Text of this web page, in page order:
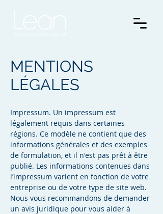
Impressum. Un impressum est
légalement requis dans certaines
régions. Ce modèle ne contient que des
informations générales et des exemples
de formulation, et il n'est pas prêt à être
publié. Les informations contenues dans
l’impressum varient en fonction de votre
entreprise ou de votre type de site web.
Nous vous recommandons de demander
un avis juridique pour vous aider à
MENTIONS
LÉGALES